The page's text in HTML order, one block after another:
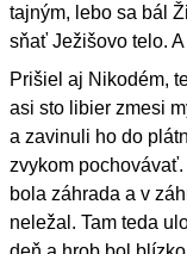
tajným, lebo sa bál
sňať Ježišovo telo.
Prišiel aj Nikodém,
asi sto libier zmesi
a zavinuli ho do
zvykom
bola záhrada a v
neležal. Tam teda